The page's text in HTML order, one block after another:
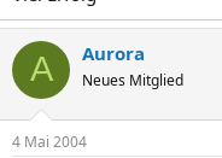
A Aurora
Neues Mitglied
4 Mai 2004